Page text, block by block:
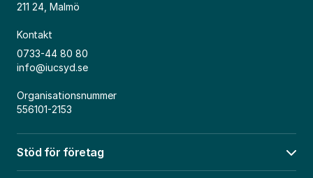
211 24, Malmö
Kontakt
0733-44 80 80
info@iucsyd.se
Organisationsnummer
556101-2153
Stöd för företag